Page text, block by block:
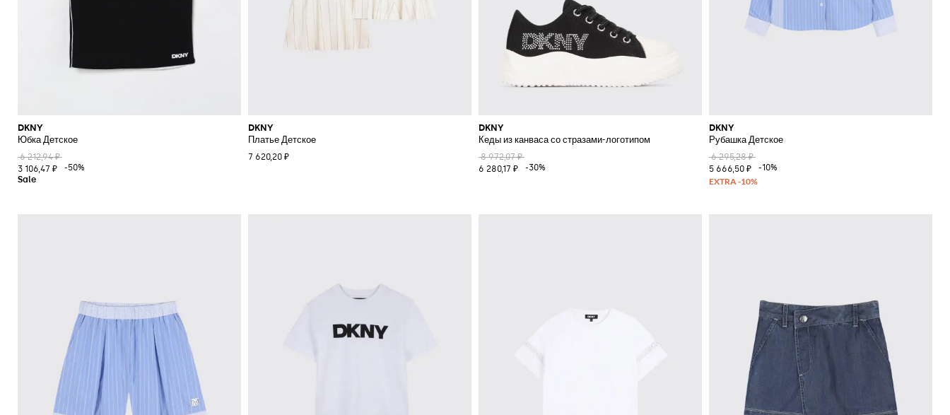
DKNY
Юбка Детское
6 212,94 ₽
3 106,47 ₽
-50%
DKNY
Платье Детское
7 620,20 ₽
DKNY
Кеды из канваса со стразами-логотипом
8 972,07 ₽
6 280,17 ₽
-30%
DKNY
Рубашка Детское
6 295,28 ₽
5 666,50 ₽
-10%